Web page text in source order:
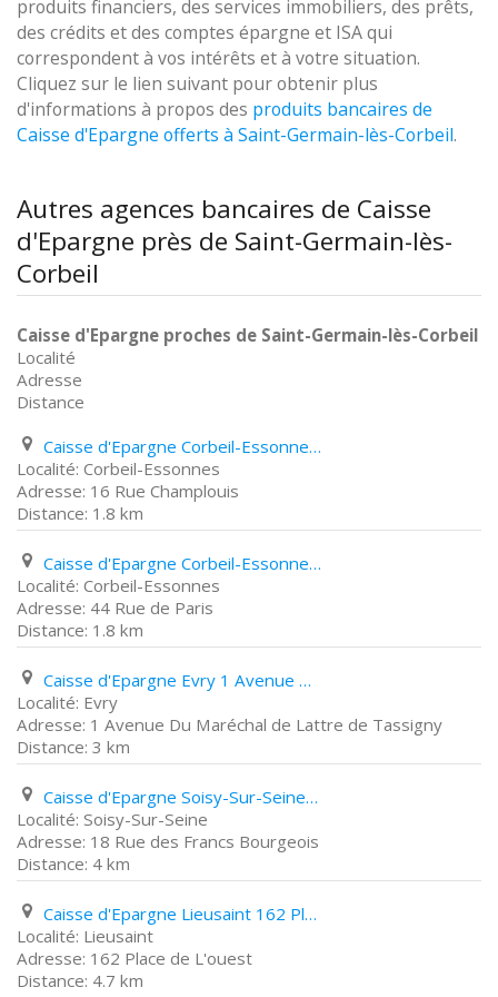
produits financiers, des services immobiliers, des prêts,
des crédits et des comptes épargne et ISA qui
correspondent à vos intérêts et à votre situation.
Cliquez sur le lien suivant pour obtenir plus
d'informations à propos des produits bancaires de
Caisse d'Epargne offerts à Saint-Germain-lès-Corbeil.
Autres agences bancaires de Caisse
d'Epargne près de Saint-Germain-lès-
Corbeil
Caisse d'Epargne proches de Saint-Germain-lès-Corbeil
Localité
Adresse
Distance
Caisse d'Epargne Corbeil-Essonnes 16 Rue Champlouis
Corbeil-Essonnes
16 Rue Champlouis
1.8 km
Caisse d'Epargne Corbeil-Essonnes 44 Rue de Paris
Corbeil-Essonnes
44 Rue de Paris
1.8 km
Caisse d'Epargne Evry 1 Avenue Du Maréchal de Lattre de Tassigny
Evry
1 Avenue Du Maréchal de Lattre de Tassigny
3 km
Caisse d'Epargne Soisy-Sur-Seine 18 Rue des Francs Bourgeois
Soisy-Sur-Seine
18 Rue des Francs Bourgeois
4 km
Caisse d'Epargne Lieusaint 162 Place de L'ouest
Lieusaint
162 Place de L'ouest
4.7 km